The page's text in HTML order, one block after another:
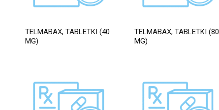
TELMABAX, TABLETKI (40
MG)
TELMABAX, TABLETKI (80
MG)